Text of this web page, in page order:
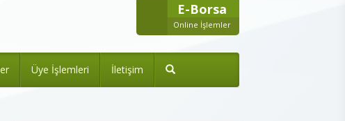
E-Borsa
Online İşlemler
Üye İşlemleri İletişim